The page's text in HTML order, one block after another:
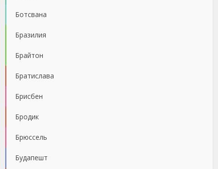
Ботсвана
Бразилия
Брайтон
Братислава
Брисбен
Бродик
Брюссель
Будапешт